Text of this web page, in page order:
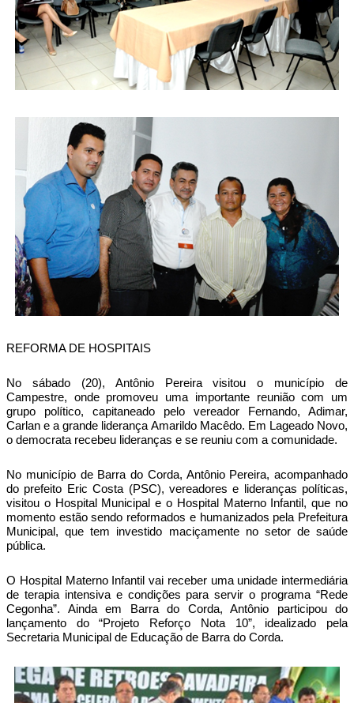
REFORMA DE HOSPITAIS
No sábado (20), Antônio Pereira visitou o município de
Campestre, onde promoveu uma importante reunião com um
grupo político, capitaneado pelo vereador Fernando, Adimar,
Carlan e a grande liderança Amarildo Macêdo. Em Lageado Novo,
o democrata recebeu lideranças e se reuniu com a comunidade.
No município de Barra do Corda, Antônio Pereira, acompanhado
do prefeito Eric Costa (PSC), vereadores e lideranças políticas,
visitou o Hospital Municipal e o Hospital Materno Infantil, que no
momento estão sendo reformados e humanizados pela Prefeitura
Municipal, que tem investido maciçamente no setor de saúde
pública.
O Hospital Materno Infantil vai receber uma unidade intermediária
de terapia intensiva e condições para servir o programa “Rede
Cegonha”. Ainda em Barra do Corda, Antônio participou do
lançamento do “Projeto Reforço Nota 10”, idealizado pela
Secretaria Municipal de Educação de Barra do Corda.